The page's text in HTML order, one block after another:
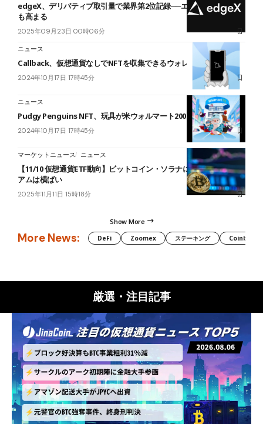
edgeX、デリバティブ取引量で業界第2位記録──エアドロップ期待
も高まる
2025年09月23日 00時06分
ニュース
Callback、仮想通貨なしでNFTを収集できるウォレットを発表
2024年10月17日 17時45分
ニュース
Pudgy Penguins NFT、玩具が米ウォルマート2000店舗に登場
2024年10月17日 17時45分
マーケットニュース ニュース
【11/10 仮想通貨ETF動向】ビットコイン・ソラナに流入、イーサリ
アムは横ばい
2025年11月11日 15時18分
Show More
More News: DeFi Zoomex ステーキング Coinbase
厳選・注目記事